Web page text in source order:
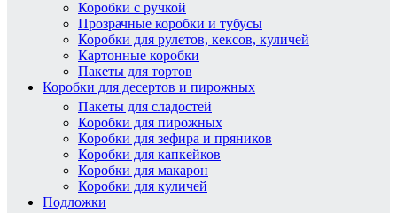
Коробки с ручкой
Прозрачные коробки и тубусы
Коробки для рулетов, кексов, куличей
Картонные коробки
Пакеты для тортов
Коробки для десертов и пирожных
Пакеты для сладостей
Коробки для пирожных
Коробки для зефира и пряников
Коробки для капкейков
Коробки для макарон
Коробки для куличей
Подложки